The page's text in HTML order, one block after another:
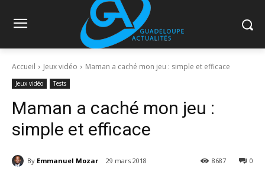
Accueil Jeux vidéo Maman a caché mon jeu : simple et efficace
Jeux vidéo Tests
Maman a caché mon jeu :
simple et efficace
By Emmanuel Mozar 29 mars 2018 0
8687